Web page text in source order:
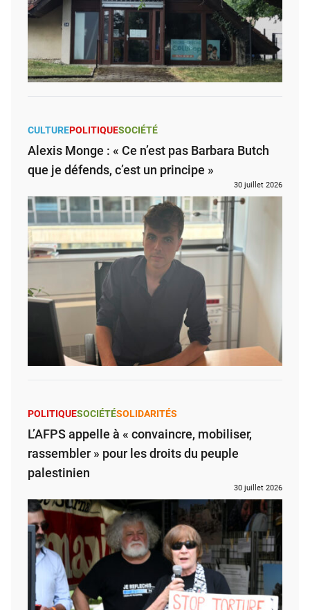
CULTUREPOLITIQUESOCIÉTÉ
Alexis Monge : « Ce n’est pas Barbara Butch
que je défends, c’est un principe »
30 juillet 2026
POLITIQUESOCIÉTÉSOLIDARITÉS
L’AFPS appelle à « convaincre, mobiliser,
rassembler » pour les droits du peuple
palestinien
30 juillet 2026